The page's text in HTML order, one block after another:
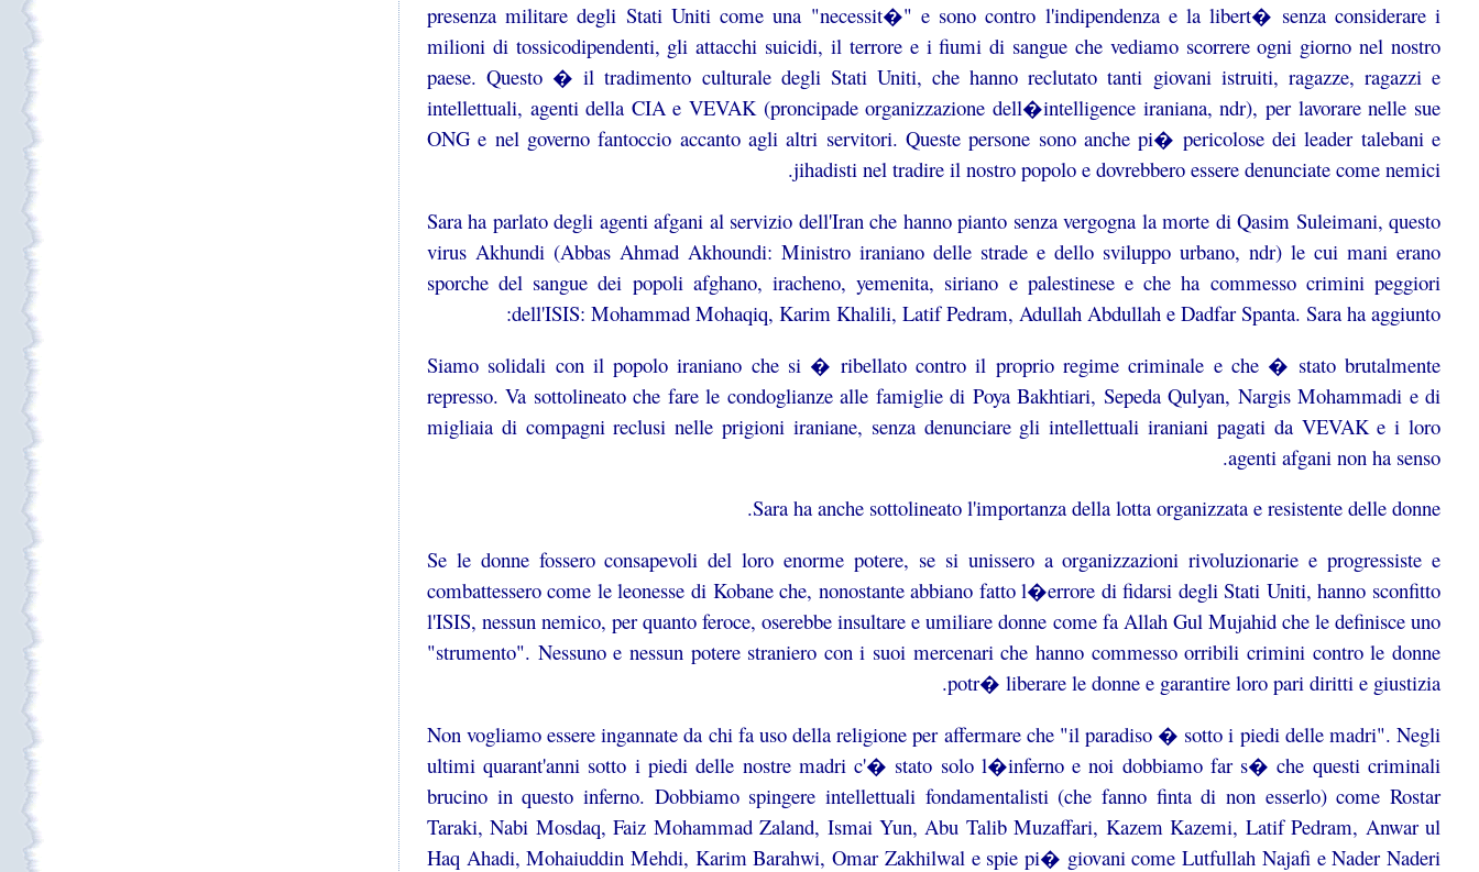
presenza militare degli Stati Uniti come una "necessit�" e sono contro l'indipendenza e la libert� senza considerare i
milioni di tossicodipendenti, gli attacchi suicidi, il terrore e i fiumi di sangue che vediamo scorrere ogni giorno nel nostro
paese. Questo � il tradimento culturale degli Stati Uniti, che hanno reclutato tanti giovani istruiti, ragazze, ragazzi e
intellettuali, agenti della CIA e VEVAK (proncipade organizzazione dell�intelligence iraniana, ndr), per lavorare nelle sue
ONG e nel governo fantoccio accanto agli altri servitori. Queste persone sono anche pi� pericolose dei leader talebani e
jihadisti nel tradire il nostro popolo e dovrebbero essere denunciate come nemici.
Sara ha parlato degli agenti afgani al servizio dell'Iran che hanno pianto senza vergogna la morte di Qasim Suleimani, questo
virus Akhundi (Abbas Ahmad Akhoundi: Ministro iraniano delle strade e dello sviluppo urbano, ndr) le cui mani erano
sporche del sangue dei popoli afghano, iracheno, yemenita, siriano e palestinese e che ha commesso crimini peggiori
dell'ISIS: Mohammad Mohaqiq, Karim Khalili, Latif Pedram, Adullah Abdullah e Dadfar Spanta. Sara ha aggiunto:
Siamo solidali con il popolo iraniano che si � ribellato contro il proprio regime criminale e che � stato brutalmente
represso. Va sottolineato che fare le condoglianze alle famiglie di Poya Bakhtiari, Sepeda Qulyan, Nargis Mohammadi e di
migliaia di compagni reclusi nelle prigioni iraniane, senza denunciare gli intellettuali iraniani pagati da VEVAK e i loro
agenti afgani non ha senso.
Sara ha anche sottolineato l'importanza della lotta organizzata e resistente delle donne.
Se le donne fossero consapevoli del loro enorme potere, se si unissero a organizzazioni rivoluzionarie e progressiste e
combattessero come le leonesse di Kobane che, nonostante abbiano fatto l�errore di fidarsi degli Stati Uniti, hanno sconfitto
l'ISIS, nessun nemico, per quanto feroce, oserebbe insultare e umiliare donne come fa Allah Gul Mujahid che le definisce uno
"strumento". Nessuno e nessun potere straniero con i suoi mercenari che hanno commesso orribili crimini contro le donne
potr� liberare le donne e garantire loro pari diritti e giustizia.
Non vogliamo essere ingannate da chi fa uso della religione per affermare che "il paradiso � sotto i piedi delle madri". Negli
ultimi quarant'anni sotto i piedi delle nostre madri c'� stato solo l�inferno e noi dobbiamo far s� che questi criminali
brucino in questo inferno. Dobbiamo spingere intellettuali fondamentalisti (che fanno finta di non esserlo) come Rostar
Taraki, Nabi Mosdaq, Faiz Mohammad Zaland, Ismai Yun, Abu Talib Muzaffari, Kazem Kazemi, Latif Pedram, Anwar ul
Haq Ahadi, Mohaiuddin Mehdi, Karim Barahwi, Omar Zakhilwal e spie pi� giovani come Lutfullah Najafi e Nader Naderi